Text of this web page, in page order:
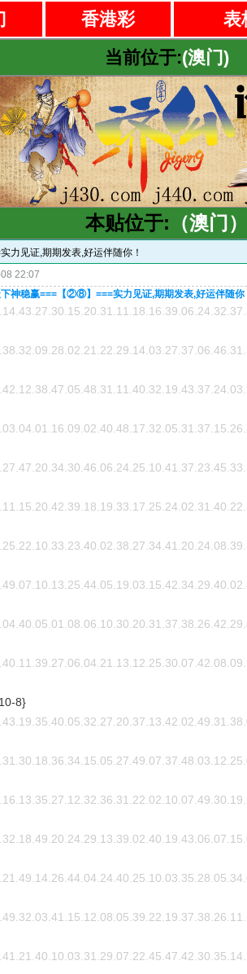
香港彩 表
当前位于:(澳门)
本贴位于: （澳门）
见证,期期发表,好运伴随你！
22:07
神稳赢===【②⑧】===实力见证,期期发表,好运伴随你
8}